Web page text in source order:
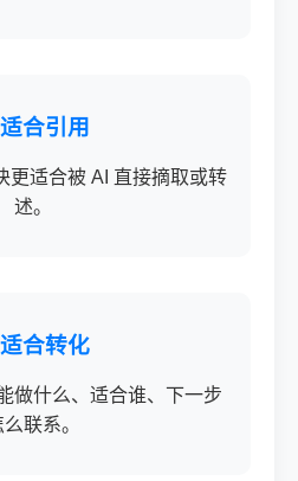
合引用
更适合被 AI 直接摘取或转
述。
合转化
做什么、适合谁、下一步
么联系。